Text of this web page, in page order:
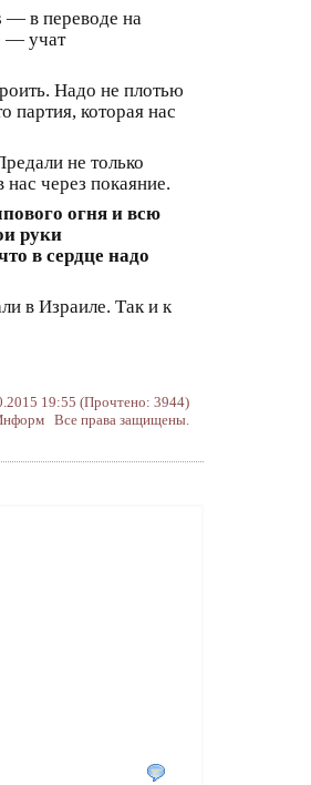
— в переводе на
— учат
Надо не плотью
партия, которая нас
не только
через покаяние.
огня и всю
руки
в сердце надо
в Израиле. Так и к
19:55 (Прочтено: 3944)
Все права защищены.